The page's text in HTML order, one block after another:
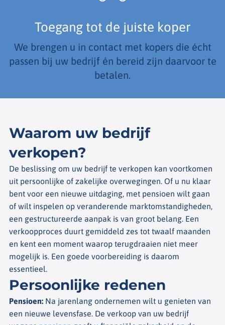
Toegang tot de juiste koper
We brengen u in contact met kopers die écht
passen bij uw bedrijf én bereid zijn daarvoor te
betalen.
Waarom uw bedrijf
verkopen?
De beslissing om uw bedrijf te verkopen kan voortkomen
uit persoonlijke of zakelijke overwegingen. Of u nu klaar
bent voor een nieuwe uitdaging, met pensioen wilt gaan
of wilt inspelen op veranderende marktomstandigheden,
een gestructureerde aanpak is van groot belang. Een
verkoopproces duurt gemiddeld zes tot twaalf maanden
en kent een moment waarop terugdraaien niet meer
mogelijk is. Een goede voorbereiding is daarom
essentieel.
Persoonlijke redenen
Pensioen: Na jarenlang ondernemen wilt u genieten van
een nieuwe levensfase. De verkoop van uw bedrijf